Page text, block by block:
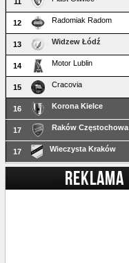
12 Radomiak Radom
13 Widzew Łódź
14 Motor Lublin
15 Cracovia
16 Korona Kielce
17 Raków Częstochowa
17 Wieczysta Kraków
REKLAMA